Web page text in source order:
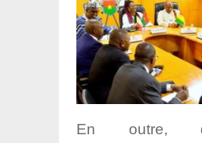
En outre,